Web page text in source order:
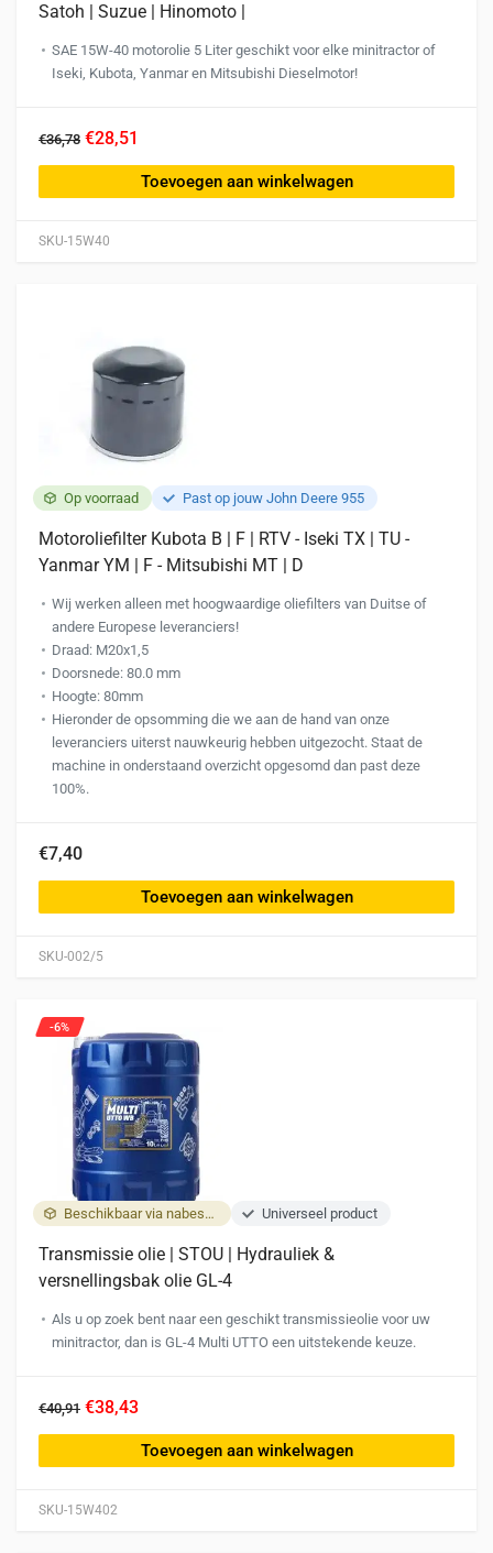
SKU-15W40
Satoh | Suzue | Hinomoto |
SAE 15W-40 motorolie 5 Liter geschikt voor elke minitractor of
Iseki, Kubota, Yanmar en Mitsubishi Dieselmotor!
€36,78 €28,51
Toevoegen aan winkelwagen
Op voorraad Past op jouw John Deere 955
SKU-002/5
Motoroliefilter Kubota B | F | RTV - Iseki TX | TU -
Yanmar YM | F - Mitsubishi MT | D
Wij werken alleen met hoogwaardige oliefilters van Duitse of
andere Europese leveranciers!
Draad: M20x1,5
Doorsnede: 80.0 mm
Hoogte: 80mm
Hieronder de opsomming die we aan de hand van onze
leveranciers uiterst nauwkeurig hebben uitgezocht. Staat de
machine in onderstaand overzicht opgesomd dan past deze
100%.
€7,40
Toevoegen aan winkelwagen
Beschikbaar via nabestelling Universeel product
SKU-15W402
-6%
Transmissie olie | STOU | Hydrauliek &
versnellingsbak olie GL-4
Als u op zoek bent naar een geschikt transmissieolie voor uw
minitractor, dan is GL-4 Multi UTTO een uitstekende keuze.
€40,91 €38,43
Toevoegen aan winkelwagen